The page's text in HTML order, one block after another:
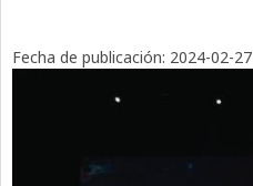
Fecha de publicación: 2024-02-27